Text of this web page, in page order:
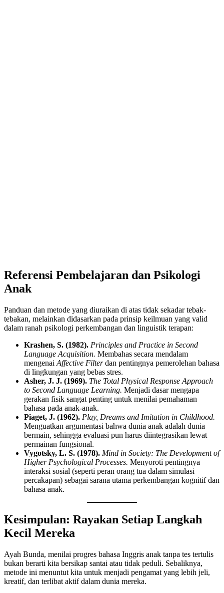
Referensi Pembelajaran dan Psikologi
Anak
Panduan dan metode yang diuraikan di atas tidak sekadar tebak-
tebakan, melainkan didasarkan pada prinsip keilmuan yang valid
dalam ranah psikologi perkembangan dan linguistik terapan:
Krashen, S. (1982). Principles and Practice in Second
Language Acquisition. Membahas secara mendalam
mengenai Affective Filterdan pentingnya pemerolehan bahasa
di lingkungan yang bebas stres.
Asher, J. J. (1969). The Total Physical Response Approach
to Second Language Learning. Menjadi dasar mengapa
gerakan fisik sangat penting untuk menilai pemahaman
bahasa pada anak-anak.
Piaget, J. (1962). Play, Dreams and Imitation in Childhood.
Menguatkan argumentasi bahwa dunia anak adalah dunia
bermain, sehingga evaluasi pun harus diintegrasikan lewat
permainan fungsional.
Vygotsky, L. S. (1978). Mind in Society: The Development of
Higher Psychological Processes. Menyoroti pentingnya
interaksi sosial (seperti peran orang tua dalam simulasi
percakapan) sebagai sarana utama perkembangan kognitif dan
bahasa anak.
Kesimpulan: Rayakan Setiap Langkah
Kecil Mereka
Ayah Bunda, menilai progres bahasa Inggris anak tanpa tes tertulis
bukan berarti kita bersikap santai atau tidak peduli. Sebaliknya,
metode ini menuntut kita untuk menjadi pengamat yang lebih jeli,
kreatif, dan terlibat aktif dalam dunia mereka.